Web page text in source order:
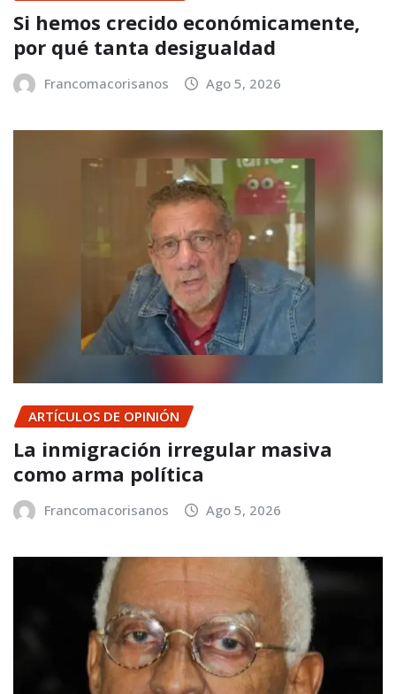
Si hemos crecido económicamente,
por qué tanta desigualdad
Francomacorisanos Ago 5, 2026
ARTÍCULOS DE OPINIÓN
La inmigración irregular masiva
como arma política
Francomacorisanos Ago 5, 2026